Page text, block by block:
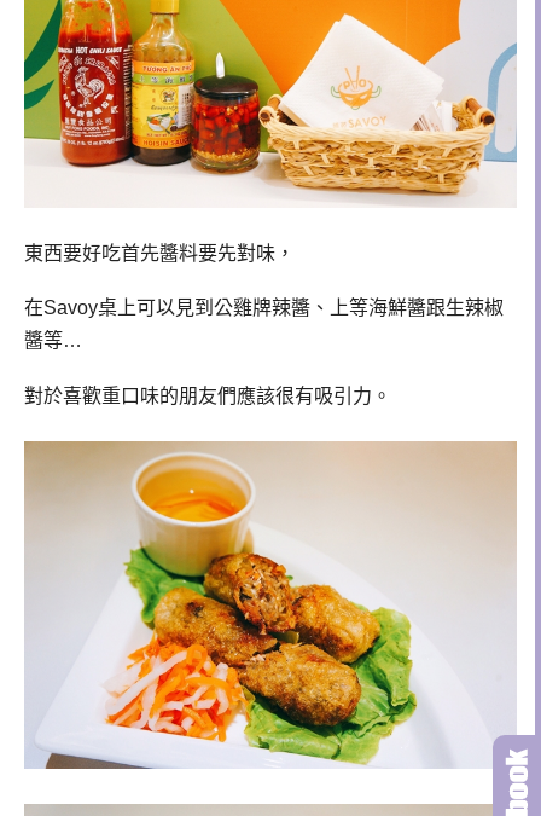
東西要好吃首先醬料要先對味，
在Savoy桌上可以見到公雞牌辣醬、上等海鮮醬跟生辣椒
醬等…
對於喜歡重口味的朋友們應該很有吸引力。